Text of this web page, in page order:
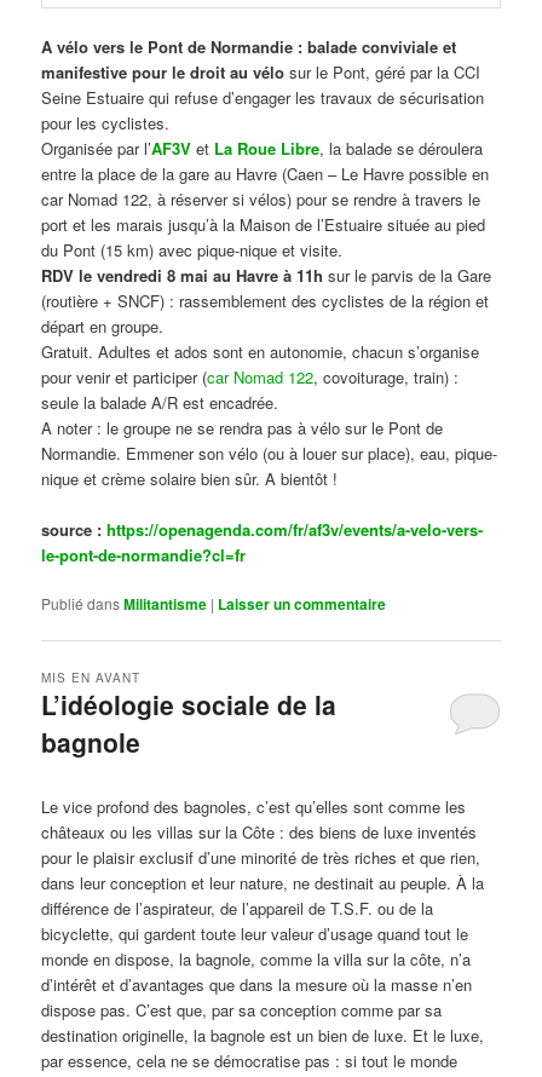
A vélo vers le Pont de Normandie : balade conviviale et
manifestive pour le droit au vélo sur le Pont, géré par la CCI
Seine Estuaire qui refuse d’engager les travaux de sécurisation
pour les cyclistes.
Organisée par l’AF3V et La Roue Libre, la balade se déroulera
entre la place de la gare au Havre (Caen – Le Havre possible en
car Nomad 122, à réserver si vélos) pour se rendre à travers le
port et les marais jusqu’à la Maison de l’Estuaire située au pied
du Pont (15 km) avec pique-nique et visite.
RDV le vendredi 8 mai au Havre à 11h sur le parvis de la Gare
(routière + SNCF) : rassemblement des cyclistes de la région et
départ en groupe.
Gratuit. Adultes et ados sont en autonomie, chacun s’organise
pour venir et participer (car Nomad 122, covoiturage, train) :
seule la balade A/R est encadrée.
A noter : le groupe ne se rendra pas à vélo sur le Pont de
Normandie. Emmener son vélo (ou à louer sur place), eau, pique-
nique et crème solaire bien sûr. A bientôt !
source :https://openagenda.com/fr/af3v/events/a-velo-vers-
le-pont-de-normandie?cl=fr
Publié dansMilitantisme | Laisser un commentaire
L’idéologie sociale de la
bagnole
MIS EN AVANT
Le vice profond des bagnoles, c’est qu’elles sont comme les
châteaux ou les villas sur la Côte : des biens de luxe inventés
pour le plaisir exclusif d’une minorité de très riches et que rien,
dans leur conception et leur nature, ne destinait au peuple. À la
différence de l’aspirateur, de l’appareil de T.S.F. ou de la
bicyclette, qui gardent toute leur valeur d’usage quand tout le
monde en dispose, la bagnole, comme la villa sur la côte, n’a
d’intérêt et d’avantages que dans la mesure où la masse n’en
dispose pas. C’est que, par sa conception comme par sa
destination originelle, la bagnole est un bien de luxe. Et le luxe,
par essence, cela ne se démocratise pas : si tout le monde